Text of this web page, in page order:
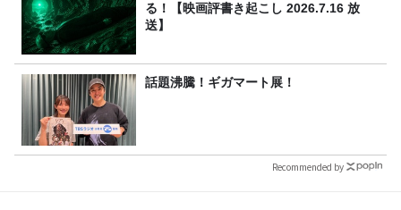
る！【映画評書き起こし 2026.7.16 放
送】
話題沸騰！ギガマート展！
Recommended by